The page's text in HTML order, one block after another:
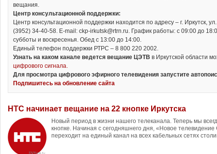
вещания.
Центр консультационной поддержки:
Центр консультационной поддержки находится по адресу – г. Иркутск,
(3952) 34-40-58. Е-mail: ckp-irkutsk@rtrn.ru. График работы: с 09:00 до
субботы и воскресенья. Обед с 13:00 до 14:00.
Единый телефон поддержки РТРС – 8 800 220 2002.
Узнать на каком канале ведется вещание ЦЭТВ в Иркутской области
цифрового сигнала.
Для просмотра цифрового эфирного телевидения запустите
Подпишитесь на обновление сайта
НТС начинает вещание на 22 кнопке Иркутска
Новый период в жизни нашего телеканала. Теперь мы
кнопке. Начиная с сегодняшнего дня, «Новое
переходит на единый канал на всех кабельных сетях